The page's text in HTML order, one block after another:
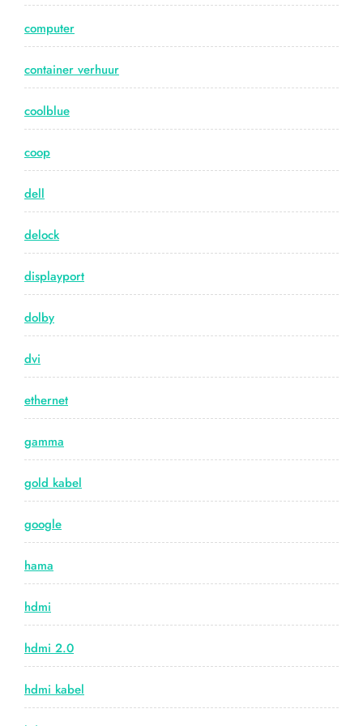
computer
container verhuur
coolblue
coop
dell
delock
displayport
dolby
dvi
ethernet
gamma
gold kabel
google
hama
hdmi
hdmi 2.0
hdmi kabel